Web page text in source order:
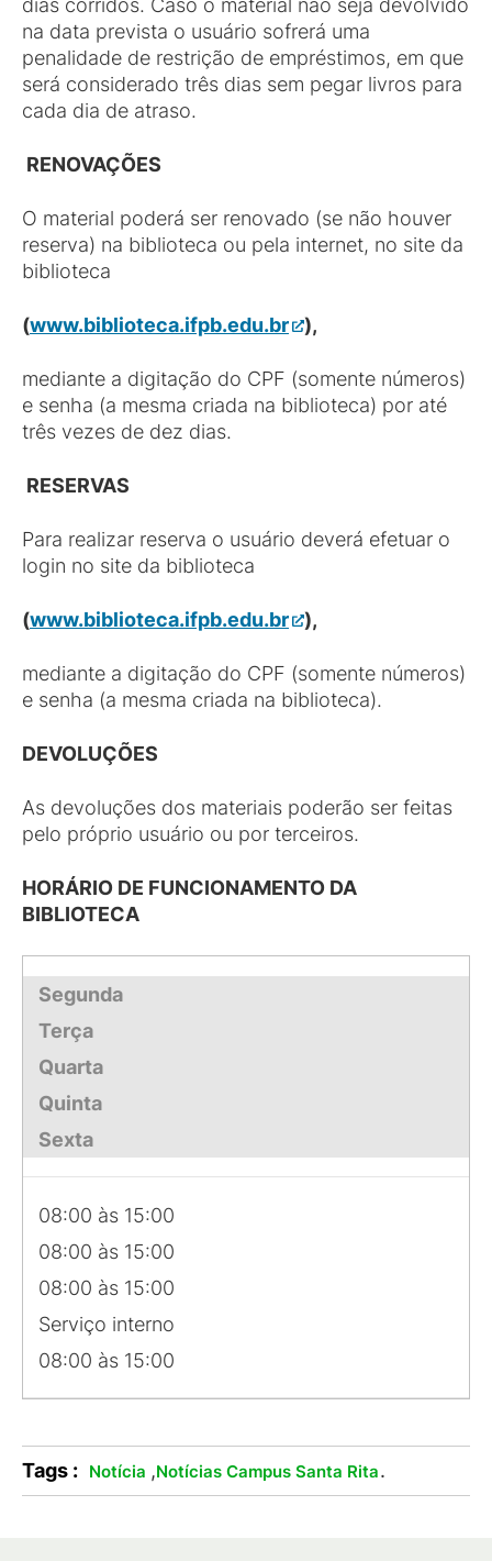
dias corridos. Caso o material não seja devolvido
na data prevista o usuário sofrerá uma
penalidade de restrição de empréstimos, em que
será considerado três dias sem pegar livros para
cada dia de atraso.
RENOVAÇÕES
O material poderá ser renovado (se não houver
reserva) na biblioteca ou pela internet, no site da
biblioteca
(www.biblioteca.ifpb.edu.br ),
mediante a digitação do CPF (somente números)
e senha (a mesma criada na biblioteca) por até
três vezes de dez dias.
RESERVAS
Para realizar reserva o usuário deverá efetuar o
login no site da biblioteca
(www.biblioteca.ifpb.edu.br ),
mediante a digitação do CPF (somente números)
e senha (a mesma criada na biblioteca).
DEVOLUÇÕES
As devoluções dos materiais poderão ser feitas
pelo próprio usuário ou por terceiros.
HORÁRIO DE FUNCIONAMENTO DA
BIBLIOTECA
Segunda
Terça
Quarta
Quinta
Sexta
08:00 às 15:00
08:00 às 15:00
08:00 às 15:00
Serviço interno
08:00 às 15:00
Tags : Notícia ,Notícias Campus Santa Rita.